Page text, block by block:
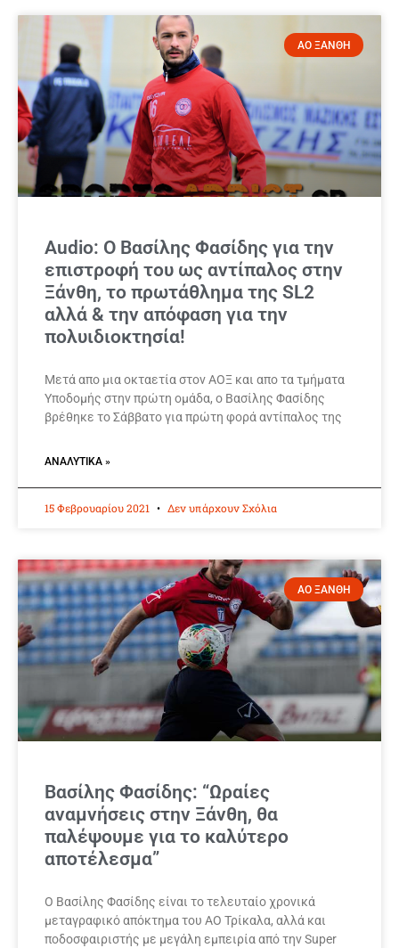
ΑΟ ΞΑΝΘΗ
Audio: Ο Βασίλης Φασίδης για την
επιστροφή του ως αντίπαλος στην
Ξάνθη, το πρωτάθλημα της SL2
αλλά & την απόφαση για την
πολυιδιοκτησία!
Μετά απο μια οκταετία στον ΑΟΞ και απο τα τμήματα
Υποδομής στην πρώτη ομάδα, ο Βασίλης Φασίδης
βρέθηκε το Σάββατο για πρώτη φορά αντίπαλος της
ΑΝΑΛΥΤΙΚΆ »
15 Φεβρουαρίου 2021 Δεν υπάρχουν Σχόλια
ΑΟ ΞΑΝΘΗ
Βασίλης Φασίδης: “Ωραίες
αναμνήσεις στην Ξάνθη, θα
παλέψουμε για το καλύτερο
αποτέλεσμα”
Ο Βασίλης Φασίδης είναι το τελευταίο χρονικά
μεταγραφικό απόκτημα του ΑΟ Τρίκαλα, αλλά και
ποδοσφαιριστής με μεγάλη εμπειρία από την Super